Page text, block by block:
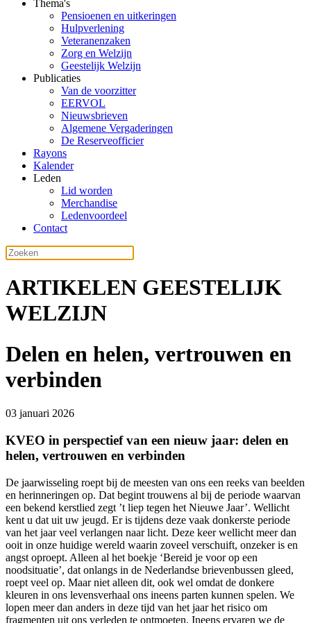
Thema's
Pensioenen en uitkeringen
Hulpverlening
Veteranenzaken
Zorg en Welzijn
Geestelijk Welzijn
Publicaties
Van de voorzitter
EERVOL
Nieuwsbrieven
Algemene Vergaderingen
De Reserveofficier
Rayons
Kalender
Leden
Lid worden
Merchandise
Ledenvoordeel
Contact
ARTIKELEN GEESTELIJK
WELZIJN
Delen en helen, vertrouwen en
verbinden
03 januari 2026
KVEO in perspectief van een nieuw jaar: delen en
helen, vertrouwen en verbinden
De jaarwisseling roept bij de meesten van ons een reeks van beelden
en herinneringen op. Dat begint trouwens al bij de periode waarvan
een bekend kerstlied zegt ’t liep tegen het Nieuwe Jaar’. Wellicht
kent u dat uit uw jeugd. Er is tijdens deze vaak donkerste periode
van het jaar veel verlangen naar licht. Deze keer wellicht meer dan
ooit in onze huidige wereld waarin zoveel verschuift, onzeker is en
angst oproept. Alleen al het boekje ‘Bereid je voor op een
noodsituatie’, dat onlangs in de Nederlandse brievenbussen gleed,
roept veel op. Maar niet alleen dit, ook wel omdat de donkere
kleuren in ons levensverhaal ons ineens parten kunnen spelen. We
lopen meer dan anders in deze tijd van het jaar het risico om
fragmenten uit ons verleden te ontmoeten. Ineens ervaren we de